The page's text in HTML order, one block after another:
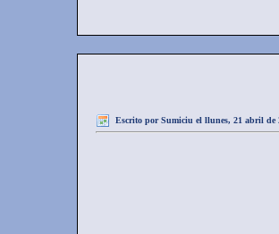
Escrito porSumiciu el llunes, 21 abril de